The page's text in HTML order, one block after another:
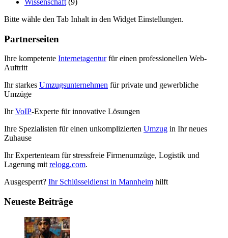
Bitte wähle den Tab Inhalt in den Widget Einstellungen.
Partnerseiten
Ihre kompetente Internetagenturfür einen professionellen Web-
Auftritt
Ihr starkes Umzugsunternehmen für private und gewerbliche
Umzüge
IhrVoIP-Experte für innovative Lösungen
Ihre Spezialisten für einen unkomplizierten Umzug in Ihr neues
Zuhause
Ihr Expertenteam für stressfreie Firmenumzüge, Logistik und
Lagerung mit relogg.com.
Ausgesperrt? Ihr Schlüsseldienst in Mannheim hilft
Neueste Beiträge